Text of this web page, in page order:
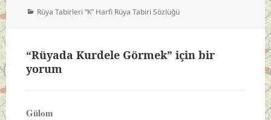
Kategoriler
Rüya Tabirleri “K” Harfi Rüya Tabiri Sözlüğü
“Rüyada Kurdele Görmek” için bir
yorum
Gülom